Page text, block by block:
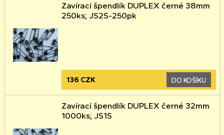
Zavírací špendlík DUPLEX černé 38mm
250ks; JS2S-250pk
136 CZK DO KOŠÍKU
Zavírací špendlík DUPLEX černé 32mm
1000ks; JS1S